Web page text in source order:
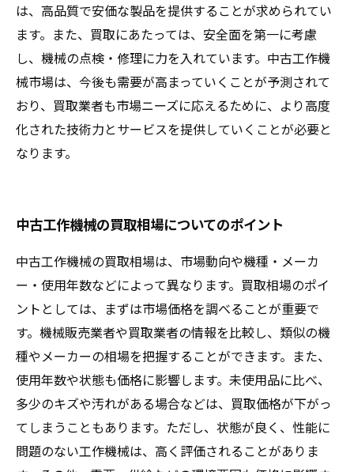
は、高品質で安価な製品を提供することが求められてい
ます。また、買取にあたっては、安全面を第一に考慮
し、機械の点検・修理に力を入れています。中古工作機
械市場は、今後も需要が高まっていくことが予測されて
おり、買取業者も市場ニーズに応えるために、より高度
化された技術力とサービスを提供していくことが必要と
なります。
中古工作機械の買取相場についてのポイント
中古工作機械の買取相場は、市場動向や機種・メーカ
ー・使用年数などによって異なります。買取相場のポイ
ントとしては、まずは市場価格を調べることが重要で
す。機械販売業者や買取業者の情報を比較し、類似の機
種やメーカーの相場を把握することができます。また、
使用年数や状態も価格に影響します。未使用品に比べ、
多少のキズや汚れがある場合などは、買取価格が下がっ
てしまうこともあります。ただし、状態が良く、性能に
問題のない工作機械は、高く評価されることがありま